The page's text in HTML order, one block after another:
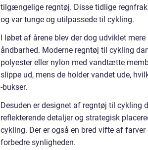
tilgængelige regntøj. Disse tidlige
og var tunge og utilpassede til cykling.
I løbet af årene blev der dog udviklet
åndbarhed. Moderne regntøj til cykling
polyester eller nylon med vandtætte
slippe ud, mens de holder vandet ude,
-bukser.
Desuden er designet af regntøj til cykling
reflekterende detaljer og strategisk
cykling. Der er også en bred vifte af
forbedre synligheden.